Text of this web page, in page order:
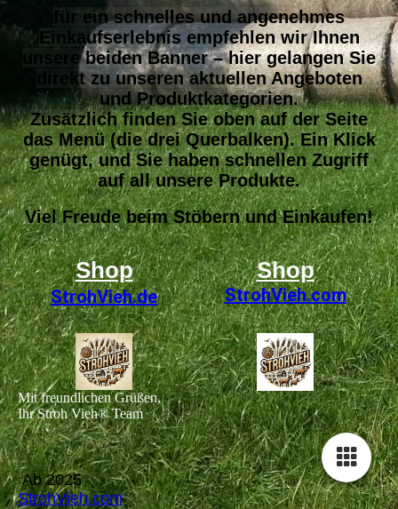
für ein schnelles und angenehmes
Einkaufserlebnis empfehlen wir Ihnen
unsere beiden Banner – hier gelangen Sie
direkt zu unseren aktuellen Angeboten
und Produktkategorien.
Zusätzlich finden Sie oben auf der Seite
das Menü (die drei Querbalken). Ein Klick
genügt, und Sie haben schnellen Zugriff
auf all unsere Produkte.
Viel Freude beim Stöbern und Einkaufen!
Shop
StrohVieh.de
Shop
StrohVieh.com
Mit freundlichen Grüßen,
Ihr Stroh Vieh® Team
Ab 2025
StrohVieh.com